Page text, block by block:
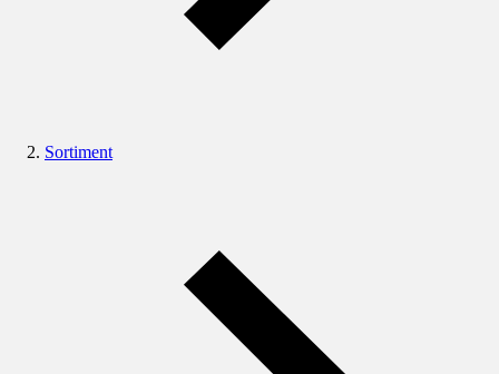
Sortiment